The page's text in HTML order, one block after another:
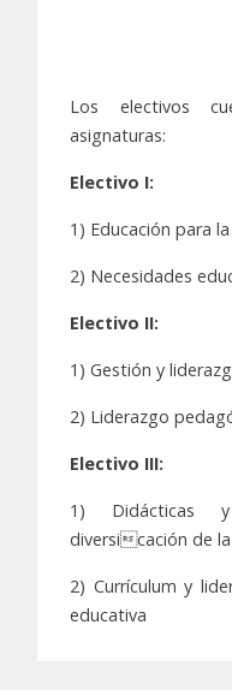
Los electivos
asignaturas:
Electivo I:
1) Educación para
2) Necesidades
Electivo II:
1) Gestión y
2) Liderazgo
Electivo III:
1) Didácticas
diversicación de
2) Currículum y
educativa